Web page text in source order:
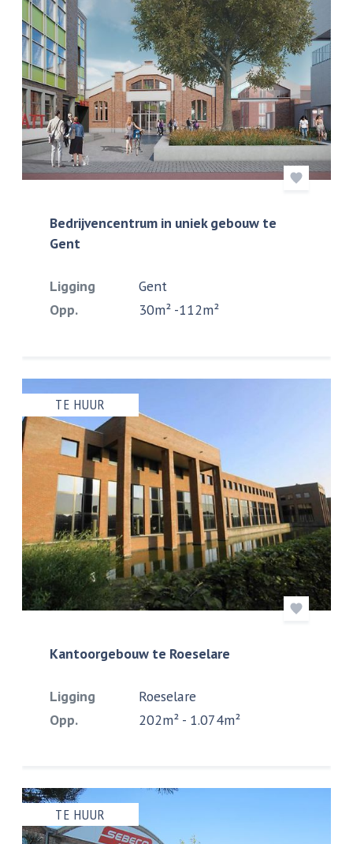
Bedrijvencentrum in uniek gebouw te
Gent
Ligging
Gent
Opp.
30m² -112m²
TE HUUR
Kantoorgebouw te Roeselare
Ligging
Roeselare
Opp.
202m² - 1.074m²
TE HUUR